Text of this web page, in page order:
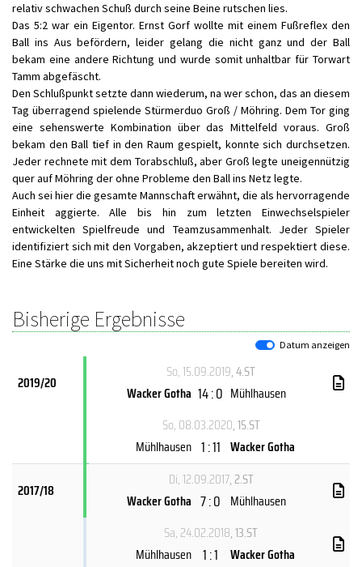
relativ schwachen Schuß durch seine Beine rutschen lies.
Das 5:2 war ein Eigentor. Ernst Gorf wollte mit einem Fußreflex den
Ball ins Aus befördern, leider gelang die nicht ganz und der Ball
bekam eine andere Richtung und wurde somit unhaltbar für Torwart
Tamm abgefäscht.
Den Schlußpunkt setzte dann wiederum, na wer schon, das an diesem
Tag überragend spielende Stürmerduo Groß / Möhring. Dem Tor ging
eine sehenswerte Kombination über das Mittelfeld voraus. Groß
bekam den Ball tief in den Raum gespielt, konnte sich durchsetzen.
Jeder rechnete mit dem Torabschluß, aber Groß legte uneigennützig
quer auf Möhring der ohne Probleme den Ball ins Netz legte.
Auch sei hier die gesamte Mannschaft erwähnt, die als hervorragende
Einheit aggierte. Alle bis hin zum letzten Einwechselspieler
entwickelten Spielfreude und Teamzusammenhalt. Jeder Spieler
identifiziert sich mit den Vorgaben, akzeptiert und respektiert diese.
Eine Stärke die uns mit Sicherheit noch gute Spiele bereiten wird.
Bisherige Ergebnisse
Datum anzeigen
2019/20
So, 15.09.2019, 4.ST
Wacker Gotha 14 : 0 Mühlhausen
So, 08.03.2020, 15.ST
Mühlhausen 1 : 11 Wacker Gotha
2017/18
Di, 12.09.2017, 2.ST
Wacker Gotha 7 : 0 Mühlhausen
Sa, 24.02.2018, 13.ST
Mühlhausen 1 : 1 Wacker Gotha